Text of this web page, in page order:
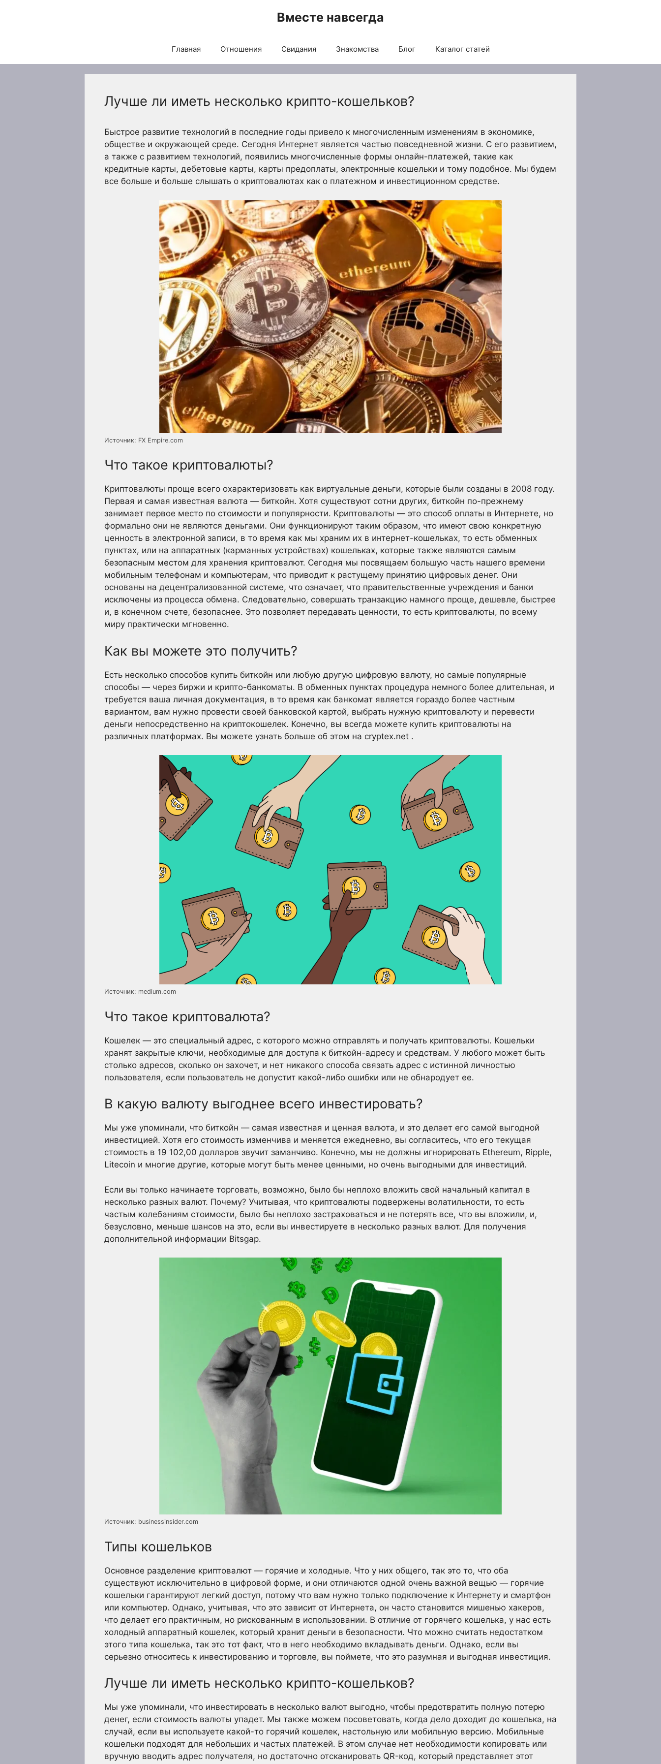
Вместе навсегда
Главная Отношения Свидания Знакомства Блог Каталог статей
Лучше ли иметь несколько крипто-кошельков?
Быстрое развитие технологий в последние годы привело к многочисленным изменениям в экономике,
обществе и окружающей среде. Сегодня Интернет является частью повседневной жизни. С его развитием,
а также с развитием технологий, появились многочисленные формы онлайн-платежей, такие как
кредитные карты, дебетовые карты, карты предоплаты, электронные кошельки и тому подобное. Мы будем
все больше и больше слышать о криптовалютах как о платежном и инвестиционном средстве.
Источник: FX Empire.com
Что такое криптовалюты?
Криптовалюты проще всего охарактеризовать как виртуальные деньги, которые были созданы в 2008 году.
Первая и самая известная валюта — биткойн. Хотя существуют сотни других, биткойн по-прежнему
занимает первое место по стоимости и популярности. Криптовалюты — это способ оплаты в Интернете, но
формально они не являются деньгами. Они функционируют таким образом, что имеют свою конкретную
ценность в электронной записи, в то время как мы храним их в интернет-кошельках, то есть обменных
пунктах, или на аппаратных (карманных устройствах) кошельках, которые также являются самым
безопасным местом для хранения криптовалют. Сегодня мы посвящаем большую часть нашего времени
мобильным телефонам и компьютерам, что приводит к растущему принятию цифровых денег. Они
основаны на децентрализованной системе, что означает, что правительственные учреждения и банки
исключены из процесса обмена. Следовательно, совершать транзакцию намного проще, дешевле, быстрее
и, в конечном счете, безопаснее. Это позволяет передавать ценности, то есть криптовалюты, по всему
миру практически мгновенно.
Как вы можете это получить?
Есть несколько способов купить биткойн или любую другую цифровую валюту, но самые популярные
способы — через биржи и крипто-банкоматы. В обменных пунктах процедура немного более длительная, и
требуется ваша личная документация, в то время как банкомат является гораздо более частным
вариантом, вам нужно провести своей банковской картой, выбрать нужную криптовалюту и перевести
деньги непосредственно на криптокошелек. Конечно, вы всегда можете купить криптовалюты на
различных платформах. Вы можете узнать больше об этом на cryptex.net .
Источник: medium.com
Что такое криптовалюта?
Кошелек — это специальный адрес, с которого можно отправлять и получать криптовалюты. Кошельки
хранят закрытые ключи, необходимые для доступа к биткойн-адресу и средствам. У любого может быть
столько адресов, сколько он захочет, и нет никакого способа связать адрес с истинной личностью
пользователя, если пользователь не допустит какой-либо ошибки или не обнародует ее.
В какую валюту выгоднее всего инвестировать?
Мы уже упоминали, что биткойн — самая известная и ценная валюта, и это делает его самой выгодной
инвестицией. Хотя его стоимость изменчива и меняется ежедневно, вы согласитесь, что его текущая
стоимость в 19 102,00 долларов звучит заманчиво. Конечно, мы не должны игнорировать Ethereum, Ripple,
Litecoin и многие другие, которые могут быть менее ценными, но очень выгодными для инвестиций.
Если вы только начинаете торговать, возможно, было бы неплохо вложить свой начальный капитал в
несколько разных валют. Почему? Учитывая, что криптовалюты подвержены волатильности, то есть
частым колебаниям стоимости, было бы неплохо застраховаться и не потерять все, что вы вложили, и,
безусловно, меньше шансов на это, если вы инвестируете в несколько разных валют. Для получения
дополнительной информации Bitsgap.
Источник: businessinsider.com
Типы кошельков
Основное разделение криптовалют — горячие и холодные. Что у них общего, так это то, что оба
существуют исключительно в цифровой форме, и они отличаются одной очень важной вещью — горячие
кошельки гарантируют легкий доступ, потому что вам нужно только подключение к Интернету и смартфон
или компьютер. Однако, учитывая, что это зависит от Интернета, он часто становится мишенью хакеров,
что делает его практичным, но рискованным в использовании. В отличие от горячего кошелька, у нас есть
холодный аппаратный кошелек, который хранит деньги в безопасности. Что можно считать недостатком
этого типа кошелька, так это тот факт, что в него необходимо вкладывать деньги. Однако, если вы
серьезно относитесь к инвестированию и торговле, вы поймете, что это разумная и выгодная инвестиция.
Лучше ли иметь несколько крипто-кошельков?
Мы уже упоминали, что инвестировать в несколько валют выгодно, чтобы предотвратить полную потерю
денег, если стоимость валюты упадет. Мы также можем посоветовать, когда дело доходит до кошелька, на
случай, если вы используете какой-то горячий кошелек, настольную или мобильную версию. Мобильные
кошельки подходят для небольших и частых платежей. В этом случае нет необходимости копировать или
вручную вводить адрес получателя, но достаточно отсканировать QR-код, который представляет этот